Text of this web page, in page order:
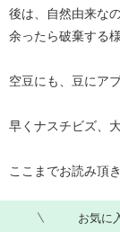
後は、自然由来な
余ったら破棄する
空豆にも、豆にア
早くナスチビズ、
ここまでお読み頂
お気に